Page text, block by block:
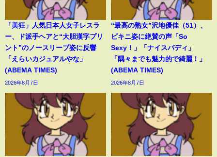
「美狂」人気日本人女子レスラ
ー、ド派手ヘアと“大胆漢字プリ
ント”のノースリーブ姿に反響
「えらいカジュアルやな」
(ABEMA TIMES)
2026年8月7日
“最高の熟女”沢地優佳（51）、
ビキニ姿に絶賛の声「So
Sexy！」「ナイスバディ」
「隅々までも魅力的で綺麗！」
(ABEMA TIMES)
2026年8月7日